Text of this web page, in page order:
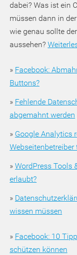
dabei? Was ist ein
müssen dann in
wie genau sollte
aussehen?
» Facebook:
Buttons?
» Fehlende
abgemahnt werden
» Google Analytics
» WordPress Tools
erlaubt?
»
wissen müssen
» Facebook: 10
schützen können